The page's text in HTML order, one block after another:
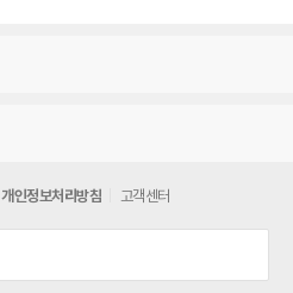
개인정보처리방침 고객센터